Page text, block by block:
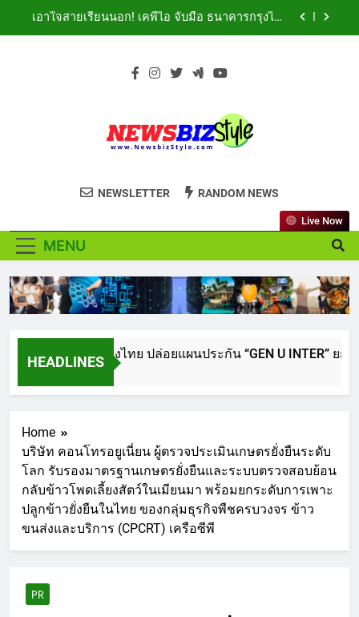
อย่างยั่งยืน
เอาใจสายเรียนนอก! เคพีไอ จับมือ ธนาคารกรุงไทย
ครบรอบ 19ปี จัดงาน “TNI Day 2026” ประกาศความ
เป็นผู้นำด้านสถาบันการศึกษา ที่มุ่งมั่น พร้อมพัฒนา
Residue” เลียขนได้ ปลอดภัย ไร้สารตกค้าง
ททท. ประกาศความสำเร็จ Village to the World
Season 5 ผนึก 9 พันธมิตร ขับเคลื่อน ESG Tourism
สืบสานพระราชปณิธาน สร้างคุณค่าการท่องเที่ยวไทย
คุ้มครองค่ารักษาเจ็บป่วย-อุบัติเหตุสูงสุด 5 ล้าน มีแผน
ประกันเลือกได้ 3-25 เดือน
สถาบันเทคโนโลยีไทย-ญี่ปุ่น (TNI: Thai-Nichi) ฉลอง
เป็นผู้นำด้านสถาบันการศึกษา ที่มุ่งมั่น พร้อมพัฒนา
และปรับปรุงอย่างต่อเนื่อง
PIPPER STANDARD® เปิดตัวแชมพูอาบน้ำ และ โฟม
อาบแห้งสัตว์เลี้ยง ชูนวัตกรรมพลังธรรมชาติ “Zero-
Residue” เลียขนได้ ปลอดภัย ไร้สารตกค้าง
ททท. ประกาศความสำเร็จ Village to the World
Season 5 ผนึก 9 พันธมิตร ขับเคลื่อน ESG Tourism
สืบสานพระราชปณิธาน สร้างคุณค่าการท่องเที่ยวไทย
อย่างยั่งยืน
NEWSBIZSTYLE
Business
NEWSLETTER RANDOM NEWS
MENU
Live Now
HEADLINES
มือ ธนาคารกรุงไทย ปล่อยแผนประกัน “GEN U INTER” ยกร
Home
บริษัท คอนโทรอยูเนี่ยน ผู้ตรวจประเมินเกษตรยั่งยืนระดับ
โลก รับรองมาตรฐานเกษตรยั่งยืนและระบบตรวจสอบย้อน
กลับข้าวโพดเลี้ยงสัตว์ในเมียนมา พร้อมยกระดับการเพาะ
ปลูกข้าวยั่งยืนในไทย ของกลุ่มธุรกิจพืชครบวงจร ข้าว
ขนส่งและบริการ (CPCRT) เครือซีพี
PR